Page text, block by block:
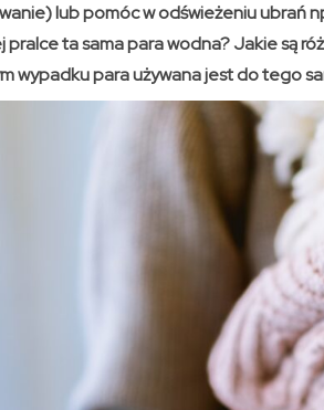
lub pomóc w odświeżeniu ubrań
pralce ta sama para wodna? Jakie są
wypadku para używana jest do tego